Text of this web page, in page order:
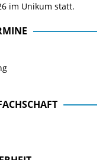
im Unikum statt.